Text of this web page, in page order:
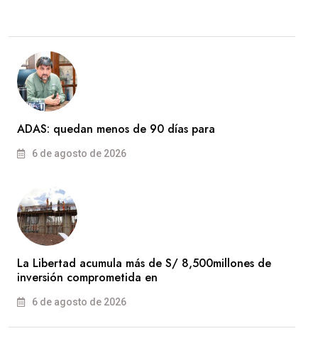
ADAS: quedan menos de 90 días para
6 de agosto de 2026
La Libertad acumula más de S/ 8,500millones de
inversión comprometida en
6 de agosto de 2026